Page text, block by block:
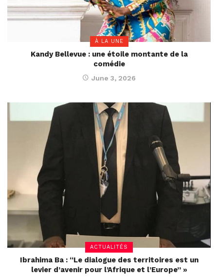
À LA UNE
Kandy Bellevue : une étoile montante de la
comédie
June 3, 2026
ACTUALITÉS
Ibrahima Ba : “Le dialogue des territoires est un
levier d’avenir pour l’Afrique et l’Europe” »